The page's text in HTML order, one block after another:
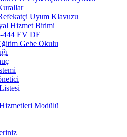
Uyum Klavuzu
Hizmet Birimi
444 EV DE
Gebe Okulu
Modülü